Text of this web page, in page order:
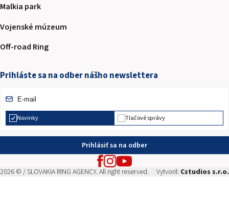
Malkia park
Vojenské múzeum
Off-road Ring
Prihláste sa na odber nášho newslettera
Novinky Tlačové správy
Prihlásiť sa na odber
2026 © / SLOVAKIA RING AGENCY. All right reserved. Vytvoril: Cstudios s.r.o.